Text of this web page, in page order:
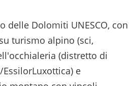
delle Dolomiti UNESCO, con
turismo alpino (sci,
(distretto di
e